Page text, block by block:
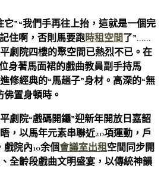
它”“我們手再往上抬，這就是一個完
住啊，否則馬要跑時租空間了”……
劇院四樓的聚空間已熱烈不已。在
身著馬面裙的戲曲教員副手持馬
修經典的“馬趟子”身材。高深的“無
置身頓時。
劇院“戲碼開鑼”迎新年開放日嘉韶
，以馬年元素串聯近20項運動，戶
院內10余個會議室出租空間同步開
全齡段戲曲文明盛宴，以傳統神韻